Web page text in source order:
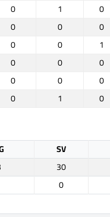
0 1 0
0 0 0
0 0 1
0 0 0
0 0 0
0 1 0
SV
30
0